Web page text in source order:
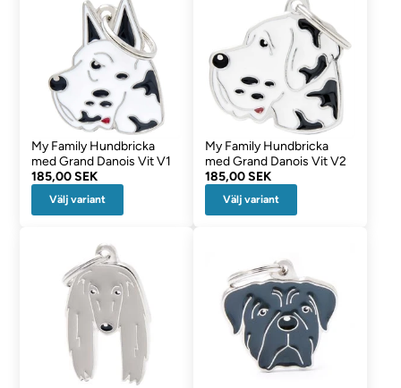
My Family Hundbricka
med Grand Danois Vit V1
185,00 SEK
Välj variant
My Family Hundbricka
med Grand Danois Vit V2
185,00 SEK
Välj variant